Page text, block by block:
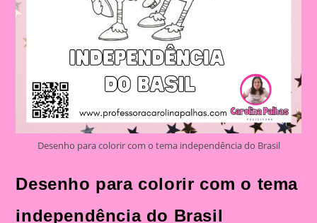
Desenho para colorir com o tema independência do Brasil
Desenho para colorir com o tema
independência do Brasil